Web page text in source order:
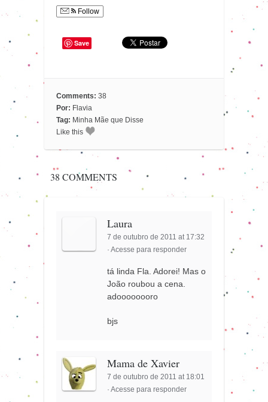
Follow
Save
Comments: 38
Por: Flavia
Tag: Minha Mãe que Disse
Like this
38 COMMENTS
Laura
7 de outubro de 2011 at 17:32
·Acesse para responder
tá linda Fla. Adorei! Mas o
João roubou a cena.
adoooooooro
bjs
Mama de Xavier
7 de outubro de 2011 at 18:01
·Acesse para responder